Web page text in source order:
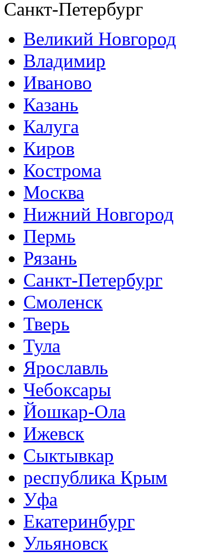
Санкт-Петербург
Великий Новгород
Владимир
Иваново
Казань
Калуга
Киров
Кострома
Москва
Нижний Новгород
Пермь
Рязань
Санкт-Петербург
Смоленск
Тверь
Тула
Ярославль
Чебоксары
Йошкар-Ола
Ижевск
Сыктывкар
республика Крым
Уфа
Екатеринбург
Ульяновск